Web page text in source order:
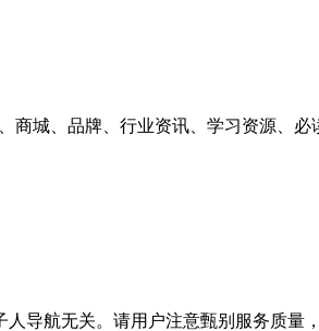
城、品牌、行业资讯、学习资源、
导航无关。请用户注意甄别服务质量